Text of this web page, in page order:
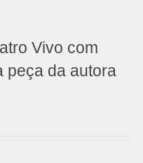
Vivo com
peça da autora